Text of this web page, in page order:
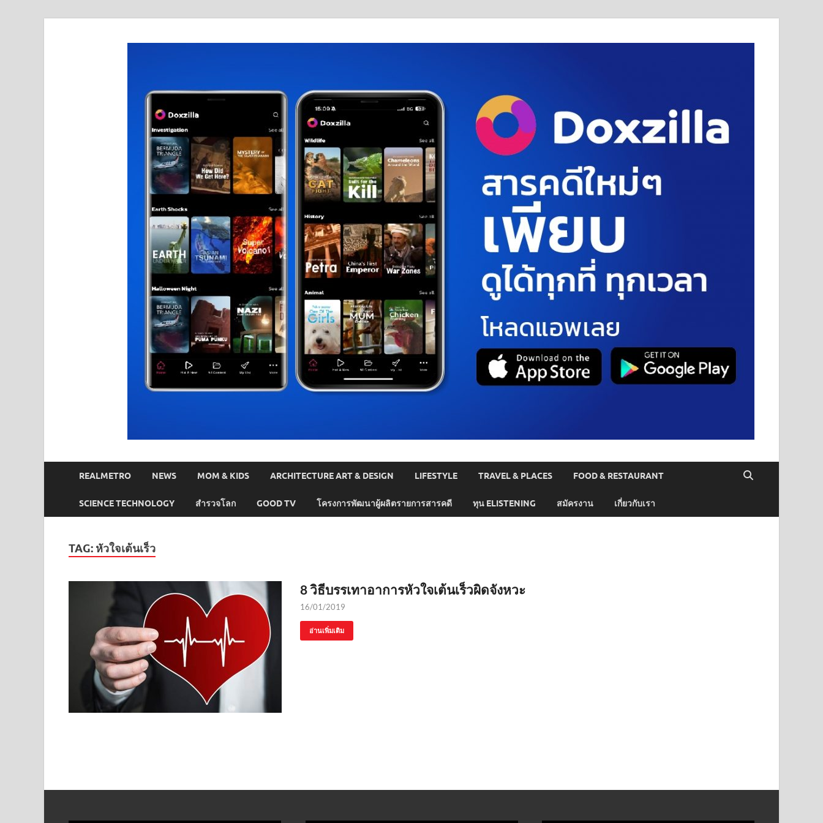
REALMETRO NEWS MOM & KIDS ARCHITECTURE ART & DESIGN LIFESTYLE TRAVEL & PLACES FOOD & RESTAURANT
SCIENCE TECHNOLOGY สำรวจโลก GOOD TV โครงการพัฒนาผู้ผลิตรายการสารคดี ทุน ELISTENING สมัครงาน เกี่ยวกับเรา
TAG: หัวใจเต้นเร็ว
8 วิธีบรรเทาอาการหัวใจเต้นเร็วผิดจังหวะ
16/01/2019
อ่านเพิ่มเติม